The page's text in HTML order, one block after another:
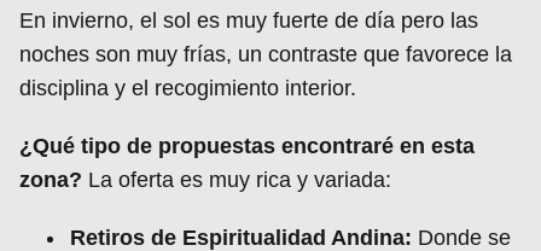
En invierno, el sol es muy fuerte de día pero las
noches son muy frías, un contraste que favorece la
disciplina y el recogimiento interior.
¿Qué tipo de propuestas encontraré en esta
zona? La oferta es muy rica y variada:
Retiros de Espiritualidad Andina: Donde se